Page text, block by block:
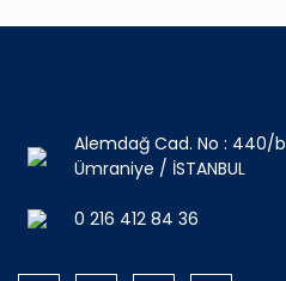
Alemdağ Cad. No : 440/b
Ümraniye / İSTANBUL
0 216 412 84 36